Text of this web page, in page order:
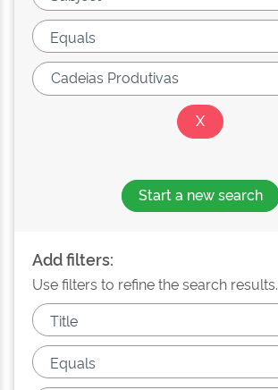
Start a new search
Add filters:
Use filters to refine the search results.